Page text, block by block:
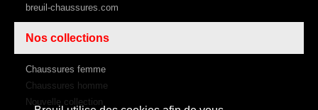
breuil-chaussures.com
Nos collections
Chaussures femme
Chaussures homme
Nouvelle collection